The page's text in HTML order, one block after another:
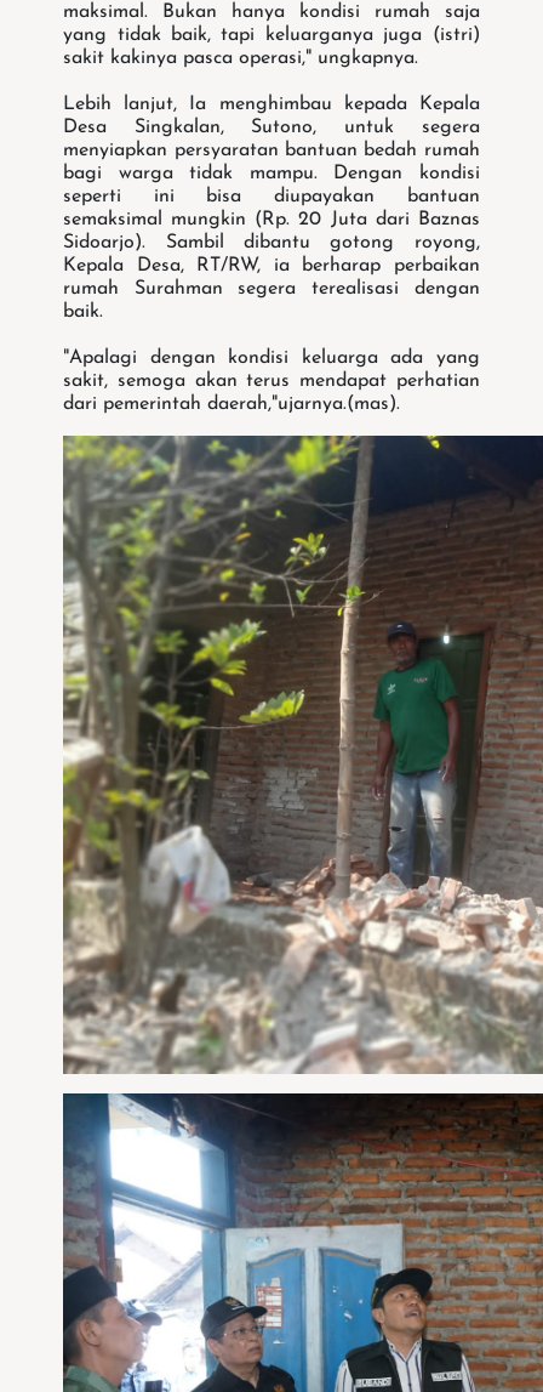
maksimal. Bukan hanya kondisi rumah saja
yang tidak baik, tapi keluarganya juga (istri)
sakit kakinya pasca operasi," ungkapnya.
Lebih lanjut, Ia menghimbau kepada Kepala
Desa Singkalan, Sutono, untuk segera
menyiapkan persyaratan bantuan bedah rumah
bagi warga tidak mampu. Dengan kondisi
seperti ini bisa diupayakan bantuan
semaksimal mungkin (Rp. 20 Juta dari Baznas
Sidoarjo). Sambil dibantu gotong royong,
Kepala Desa, RT/RW, ia berharap perbaikan
rumah Surahman segera terealisasi dengan
baik.
"Apalagi dengan kondisi keluarga ada yang
sakit, semoga akan terus mendapat perhatian
dari pemerintah daerah,"ujarnya.(mas).